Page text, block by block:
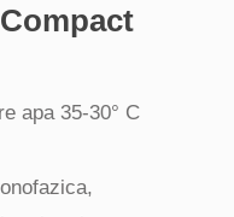
apa 35-30° C